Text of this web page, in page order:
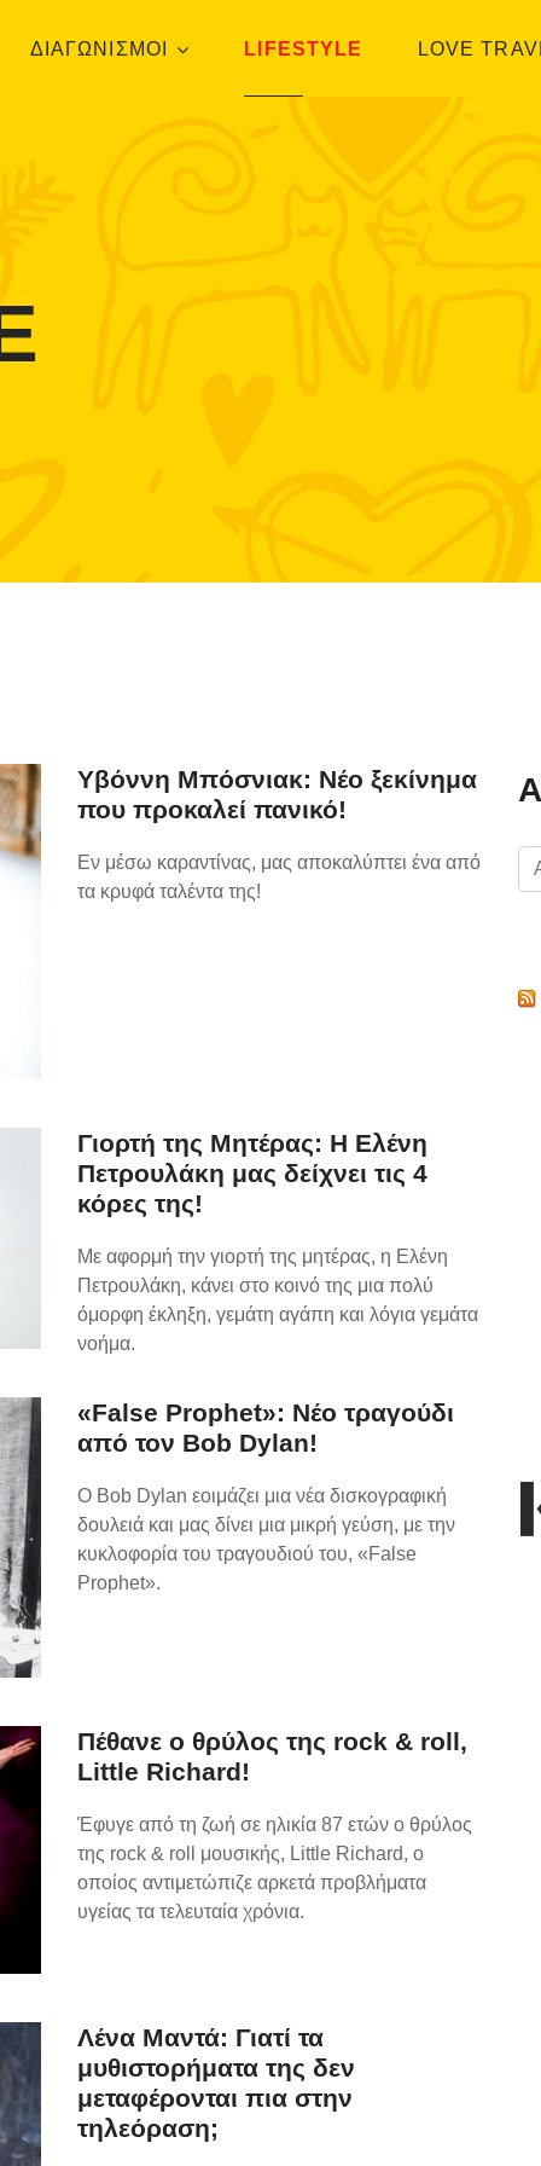
ΔΙΑΓΩΝΙΣΜΟΙ LIFESTYLE LOVE
Υβόννη Μπόσνιακ: Νέο ξεκίνημα
που προκαλεί πανικό!
Εν μέσω καραντίνας, μας αποκαλύπτει ένα από
τα κρυφά ταλέντα της!
Γιορτή της Μητέρας: Η Ελένη
Πετρουλάκη μας δείχνει τις 4
κόρες της!
Με αφορμή την γιορτή της μητέρας, η Ελένη
Πετρουλάκη, κάνει στο κοινό της μια πολύ
όμορφη έκληξη, γεμάτη αγάπη και λόγια γεμάτα
νοήμα.
«False Prophet»: Νέο τραγούδι
από τον Bob Dylan!
Ο Bob Dylan εοιμάζει μια νέα δισκογραφική
δουλειά και μας δίνει μια μικρή γεύση, με την
κυκλοφορία του τραγουδιού του, «False
Prophet».
Πέθανε ο θρύλος της rock & roll,
Little Richard!
Έφυγε από τη ζωή σε ηλικία 87 ετών ο θρύλος
της rock & roll μουσικής, Little Richard, ο
οποίος αντιμετώπιζε αρκετά προβλήματα
υγείας τα τελευταία χρόνια.
Λένα Μαντά: Γιατί τα
μυθιστορήματα της δεν
μεταφέρονται πια στην
τηλεόραση;